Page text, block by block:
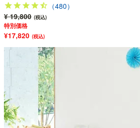
（480）
¥ 19,800 (税込)
特別価格
¥17,820 (税込)